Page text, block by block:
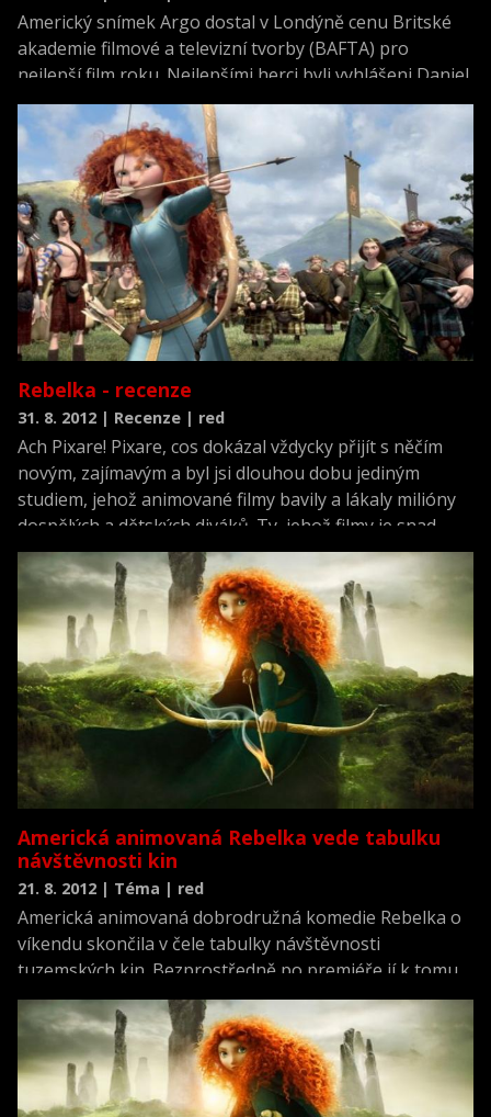
Americký snímek Argo dostal v Londýně cenu Britské
akademie filmové a televizní tvorby (BAFTA) pro
nejlepší film roku. Nejlepšími herci byli vyhlášeni Daniel
Day-Lewis a 85letá Emanuelle Rivaová.
Rebelka - recenze
31. 8. 2012 | Recenze | red
Ach Pixare! Pixare, cos dokázal vždycky přijít s něčím
novým, zajímavým a byl jsi dlouhou dobu jediným
studiem, jehož animované filmy bavily a lákaly milióny
dospělých a dětských diváků. Ty, jehož filmy je snad
povinností vlastnit na discích Blu-ray. Potřebuješ točit
takové filmy, jako je zbrusu nová pohádka pro děti
Rebelka?
Americká animovaná Rebelka vede tabulku
návštěvnosti kin
21. 8. 2012 | Téma | red
Americká animovaná dobrodružná komedie Rebelka o
víkendu skončila v čele tabulky návštěvnosti
tuzemských kin. Bezprostředně po premiéře jí k tomu
stačilo pouhých 20.552 diváků, kteří v pokladnách
nechali necelé tři miliony korun. I přesto, že většina
kinosálů je klimatizovaných, považují lidé zřejmě o
víkendu volný čas strávený u vody či v lese za
smysluplnější.